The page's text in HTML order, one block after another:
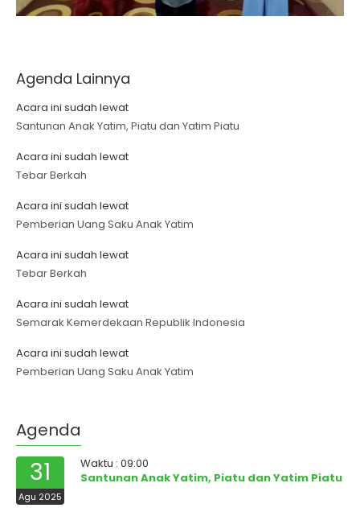
Agenda Lainnya
Acara ini sudah lewat
Santunan Anak Yatim, Piatu dan Yatim Piatu
Acara ini sudah lewat
Tebar Berkah
Acara ini sudah lewat
Pemberian Uang Saku Anak Yatim
Acara ini sudah lewat
Tebar Berkah
Acara ini sudah lewat
Semarak Kemerdekaan Republik Indonesia
Acara ini sudah lewat
Pemberian Uang Saku Anak Yatim
Agenda
31
Agu 2025
Waktu : 09:00
Santunan Anak Yatim, Piatu dan Yatim Piatu